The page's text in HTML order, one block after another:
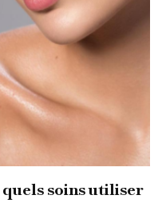
quels soins utiliser